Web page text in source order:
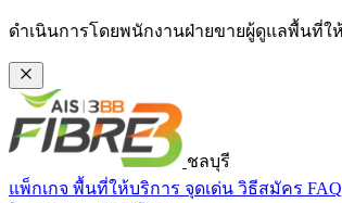
ข้ามไปเนื้อหาหลัก
ดำเนินการโดยพนักงานฝ่ายขายผู้ดูแลพื้นที่
ชลบุรี
แพ็กเกจ พื้นที่ให้บริการ จุดเด่น วิธีสมัคร FAQ